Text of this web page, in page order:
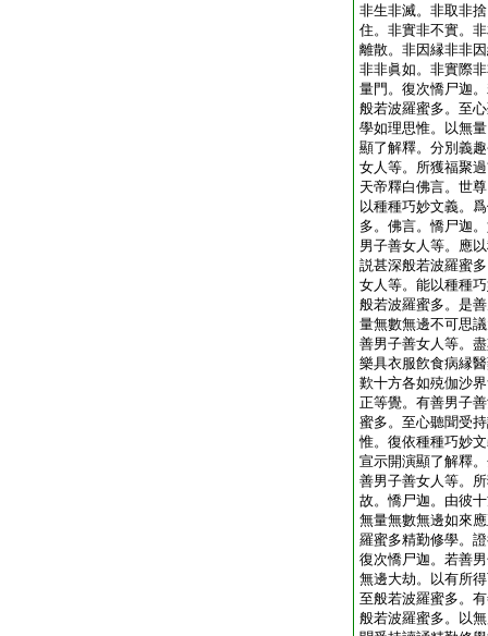
非生非滅。非取非
住。非實非不實。
離散。非因縁非非
非非眞如。非實際
量門。復次憍尸迦
般若波羅蜜多。至
學如理思惟。以無
顯了解釋。分別義
女人等。所獲福聚
天帝釋白佛言。世
以種種巧妙文義。
多。佛言。憍尸迦
男子善女人等。應
説甚深般若波羅蜜
女人等。能以種種
般若波羅蜜多。是
量無數無邊不可思
善男子善女人等。
樂具衣服飮食病縁
歎十方各如殑伽沙
正等覺。有善男子
蜜多。至心聽聞受
惟。復依種種巧妙
宣示開演顯了解釋
善男子善女人等。
故。憍尸迦。由彼
無量無數無邊如來
羅蜜多精勤修學。
復次憍尸迦。若善
無邊大劫。以有所
至般若波羅蜜多。
般若波羅蜜多。以